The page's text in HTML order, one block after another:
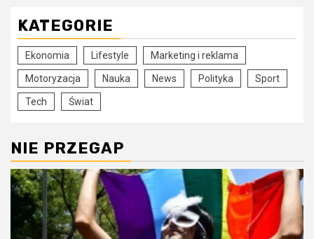
KATEGORIE
Ekonomia Lifestyle Marketing i reklama
Motoryzacja Nauka News Polityka Sport
Tech Świat
NIE PRZEGAP